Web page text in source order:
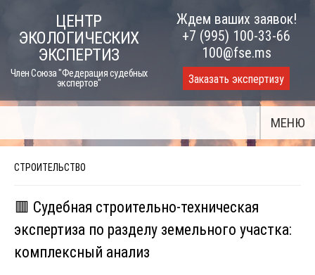
content
ЦЕНТР
ЭКОЛОГИЧЕСКИХ
ЭКСПЕРТИЗ
Член Союза "Федерация судебных
экспертов"
Ждем ваших заявок!
+7 (995) 100-33-66
100@fse.ms
Заказать экспертизу
МЕНЮ
СТРОИТЕЛЬСТВО
🟥 Судебная строительно-техническая
экспертиза по разделу земельного участка:
комплексный анализ